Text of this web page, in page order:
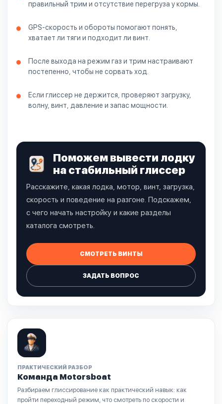
правильный трим и отсутствие перегруза у кормы.
GPS-скорость и обороты помогают понять,
хватает ли тяги и подходит ли винт.
После выхода на режим газ и трим настраивают
постепенно, чтобы не сорвать ход.
Если глиссер не держится, проверяют загрузку,
волну, винт, давление и запас мощности.
Поможем вывести лодку
на стабильный глиссер
Расскажите, какая лодка, мотор, винт, загрузка,
скорость и поведение на разгоне. Подскажем,
с чего начать настройку и какие разделы
каталога смотреть.
СМОТРЕТЬ ВИНТЫ
ЗАДАТЬ ВОПРОС
ПРАКТИЧЕСКИЙ РАЗБОР
Команда Motorsboat
Разбираем глиссирование как практический навык: как
пройти переходный режим, что смотреть по скорости и